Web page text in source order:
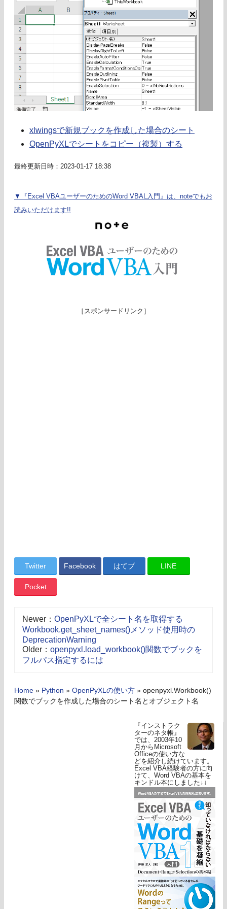
xlwingsで新規ブックを作成した場合のシート
OpenPyXLでシートをコピー（複製）する
最終更新日時：2023-01-17 18:38
▼『Excel VBAユーザーのためのWord VBAL入門』は、noteでもお
読みいただけます!!
［スポンサードリンク］
Twitter Facebook はてブ LINE
Pocket
Newer： OpenPyXLで全シート名を取得する
Workbook.get_sheet_names()メソッド使用時の
DeprecationWarning
Older： openpyxl.load_workbook()関数でブックを
フルパス指定するには
Home » Python » OpenPyXLの使い方 » openpyxl.Workbook()
関数でブックを作成した場合のシート名とオブジェクト名
『インストラク
ターのネタ帳』
では、2003年10
月からMicrosoft
Officeの使い方な
どを紹介し続けています。
Excel VBA経験者の方に向
けて、Word VBAの基本を
キンドル本にしました↓↓